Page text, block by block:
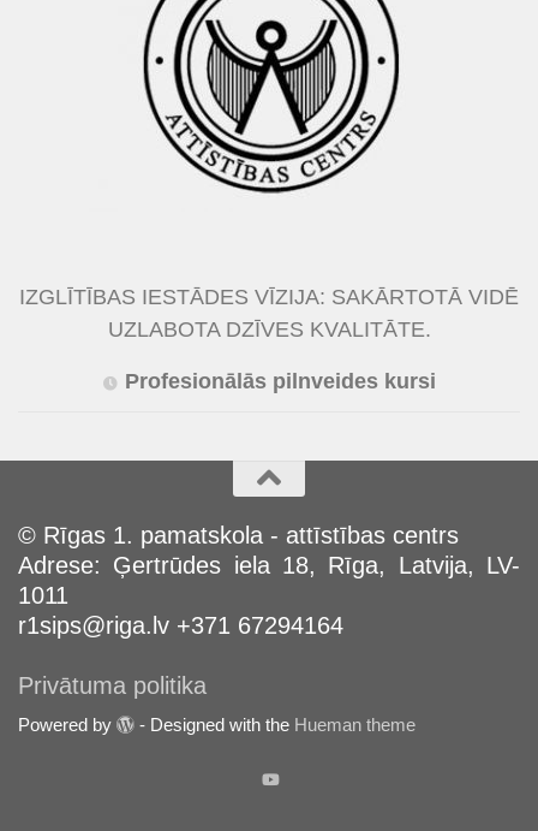
IZGLĪTĪBAS IESTĀDES VĪZIJA: SAKĀRTOTĀ VIDĒ
UZLABOTA DZĪVES KVALITĀTE.
Profesionālās pilnveides kursi
© Rīgas 1. pamatskola - attīstības centrs
Adrese: Ģertrūdes iela 18, Rīga, Latvija, LV-
1011
r1sips@riga.lv +371 67294164
Privātuma politika
Powered by - Designed with the Hueman theme